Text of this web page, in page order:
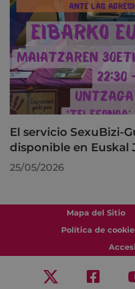
El servicio SexuBizi-
disponible en Euskal
25/05/2026
Mapa del Sitio
Política de